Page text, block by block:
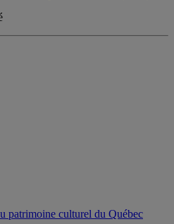
patrimoine culturel du Québec